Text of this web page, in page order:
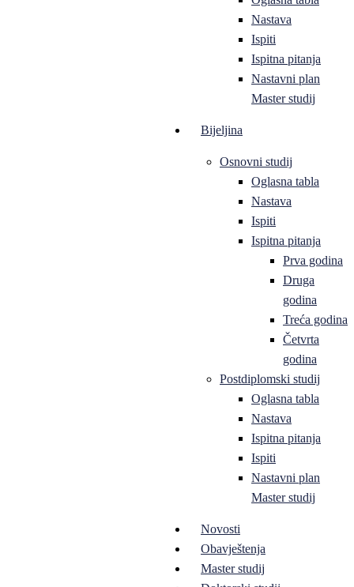
Nastava
Ispiti
Ispitna pitanja
Nastavni plan
Master studij
Bijeljina
Osnovni studij
Oglasna tabla
Nastava
Ispiti
Ispitna pitanja
Prva godina
Druga
godina
Treća godina
Četvrta
godina
Postdiplomski studij
Oglasna tabla
Nastava
Ispitna pitanja
Ispiti
Nastavni plan
Master studij
Novosti
Obavještenja
Master studij